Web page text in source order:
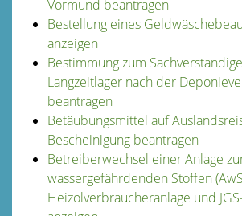
Vormund beantragen
Bestellung eines
anzeigen
Bestimmung zum
Langzeitlager nach der
beantragen
Betäubungsmittel auf
Bescheinigung beantragen
Betreiberwechsel einer Anlage
wassergefährdenden Stoffen
Heizölverbraucheranlage und